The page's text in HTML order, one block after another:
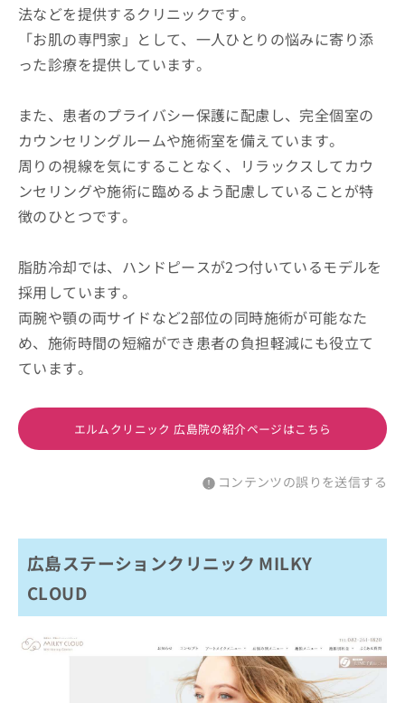
法などを提供するクリニックです。
「お肌の専門家」として、一人ひとりの悩みに寄り添
った診療を提供しています。
また、患者のプライバシー保護に配慮し、完全個室の
カウンセリングルームや施術室を備えています。
周りの視線を気にすることなく、リラックスしてカウ
ンセリングや施術に臨めるよう配慮していることが特
徴のひとつです。
脂肪冷却では、ハンドピースが2つ付いているモデルを
採用しています。
両腕や顎の両サイドなど2部位の同時施術が可能なた
め、施術時間の短縮ができ患者の負担軽減にも役立て
ています。
エルムクリニック 広島院の紹介ページはこちら
コンテンツの誤りを送信する
広島ステーションクリニック MILKY
CLOUD